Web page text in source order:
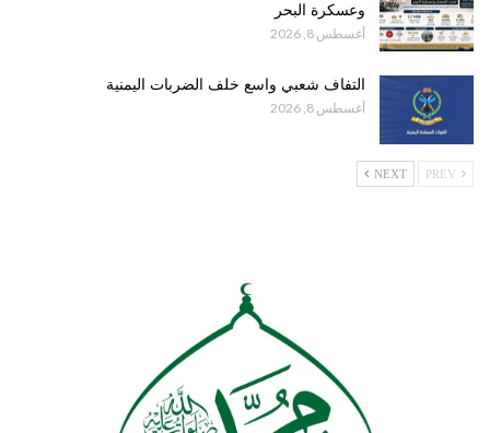
وعسكرة البحر
أغسطس 8, 2026
التفاف شعبي واسع خلف الضربات اليمنية
أغسطس 8, 2026
NEXT